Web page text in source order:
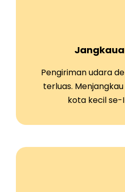
Pengiriman udara
terluas.
kota kecil se-